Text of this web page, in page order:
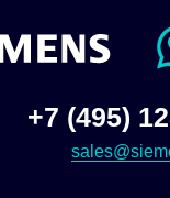
+7 (495)